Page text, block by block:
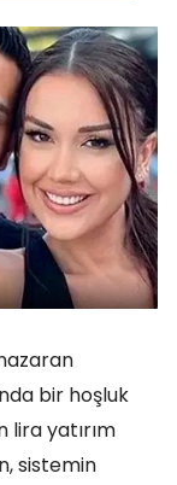
bir hoşluk
lira yatırım
sistemin